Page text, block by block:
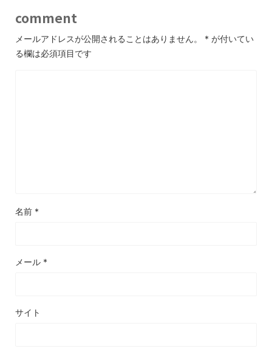
comment
メールアドレスが公開されることはありません。 * が付いてい
る欄は必須項目です
名前 *
メール *
サイト